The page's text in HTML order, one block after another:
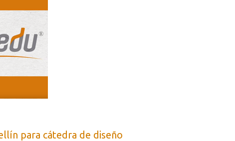
para cátedra de diseño